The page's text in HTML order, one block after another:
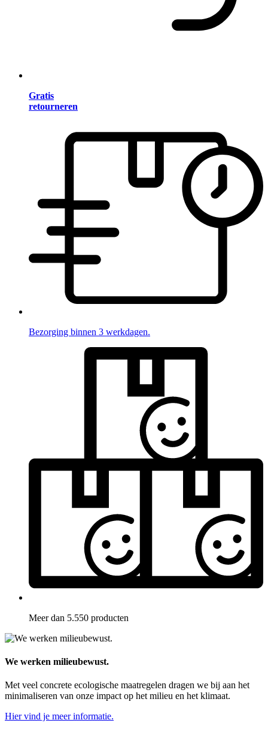
Gratis
retourneren
Bezorging binnen 3 werkdagen.
Meer dan 5.550 producten
We werken milieubewust.
Met veel concrete ecologische maatregelen dragen we bij aan het
minimaliseren van onze impact op het milieu en het klimaat.
Hier vind je meer informatie.